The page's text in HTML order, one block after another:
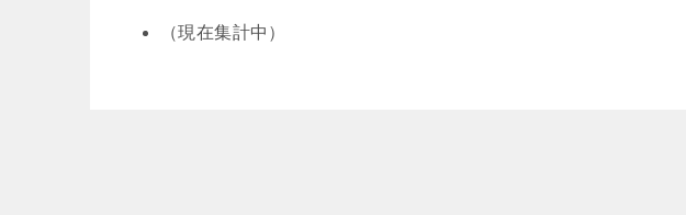
（現在集計中）